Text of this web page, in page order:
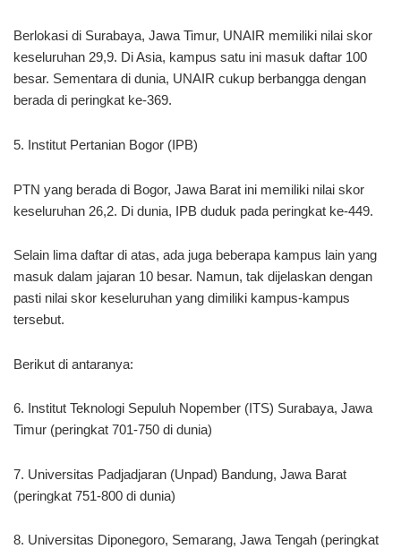
Berlokasi di Surabaya, Jawa Timur, UNAIR memiliki nilai skor
keseluruhan 29,9. Di Asia, kampus satu ini masuk daftar 100
besar. Sementara di dunia, UNAIR cukup berbangga dengan
berada di peringkat ke-369.
5. Institut Pertanian Bogor (IPB)
PTN yang berada di Bogor, Jawa Barat ini memiliki nilai skor
keseluruhan 26,2. Di dunia, IPB duduk pada peringkat ke-449.
Selain lima daftar di atas, ada juga beberapa kampus lain yang
masuk dalam jajaran 10 besar. Namun, tak dijelaskan dengan
pasti nilai skor keseluruhan yang dimiliki kampus-kampus
tersebut.
Berikut di antaranya:
6. Institut Teknologi Sepuluh Nopember (ITS) Surabaya, Jawa
Timur (peringkat 701-750 di dunia)
7. Universitas Padjadjaran (Unpad) Bandung, Jawa Barat
(peringkat 751-800 di dunia)
8. Universitas Diponegoro, Semarang, Jawa Tengah (peringkat